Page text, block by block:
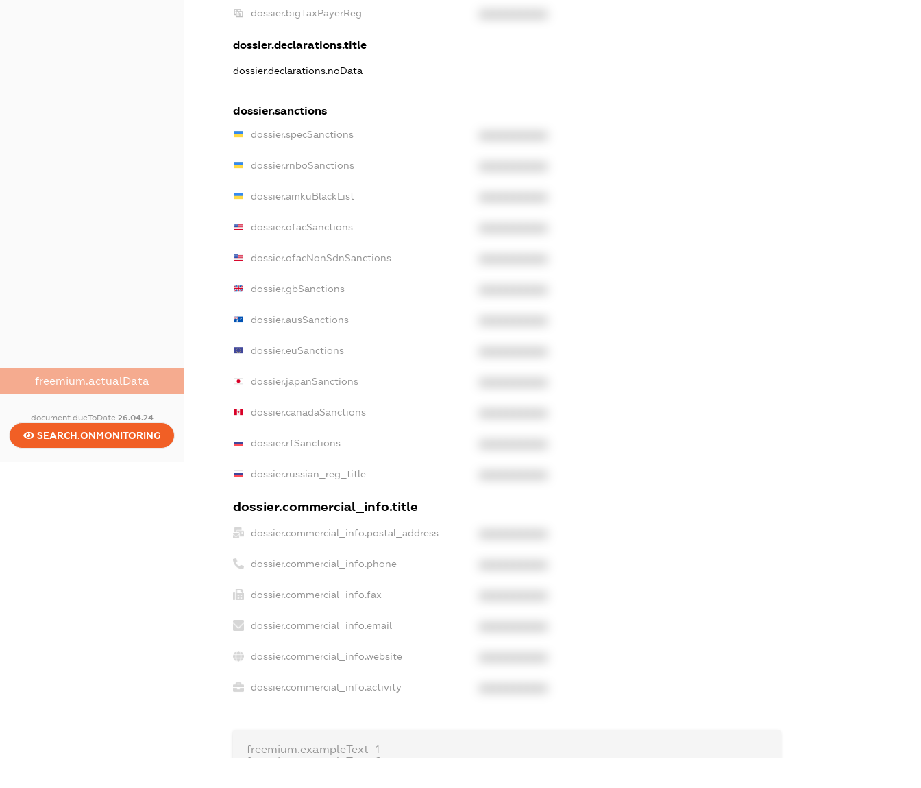
freemium.actualData
document.dueToDate 26.04.24
SEARCH.ONMONITORING
dossier.bigTaxPayerReg
dossier.declarations.title
dossier.declarations.noData
dossier.sanctions
dossier.specSanctions
dossier.rnboSanctions
dossier.amkuBlackList
dossier.ofacSanctions
dossier.ofacNonSdnSanctions
dossier.gbSanctions
dossier.ausSanctions
dossier.euSanctions
dossier.japanSanctions
dossier.canadaSanctions
dossier.rfSanctions
dossier.russian_reg_title
dossier.commercial_info.title
dossier.commercial_info.postal_address
dossier.commercial_info.phone
dossier.commercial_info.fax
dossier.commercial_info.email
dossier.commercial_info.website
dossier.commercial_info.activity
freemium.exampleText_1
freemium.exampleText_2